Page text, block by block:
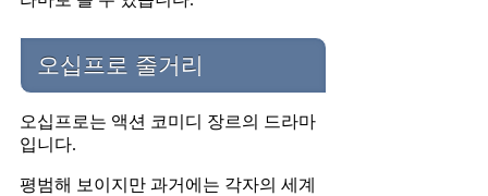
오십프로 줄거리
오십프로는 액션 코미디 장르의 드라마
입니다.
평범해 보이지만 과거에는 각자의 세계